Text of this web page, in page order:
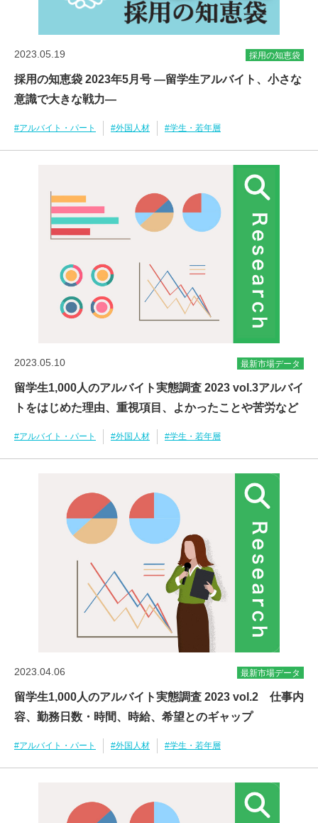
2023.05.19 採用の知恵袋
採用の知恵袋 2023年5月号 ―留学生アルバイト、小さな
意識で大きな戦力―
#アルバイト・パート #外国人材 #学生・若年層
2023.05.10 最新市場データ
留学生1,000人のアルバイト実態調査 2023 vol.3アルバイ
トをはじめた理由、重視項目、よかったことや苦労など
#アルバイト・パート #外国人材 #学生・若年層
2023.04.06 最新市場データ
留学生1,000人のアルバイト実態調査 2023 vol.2 仕事内
容、勤務日数・時間、時給、希望とのギャップ
#アルバイト・パート #外国人材 #学生・若年層